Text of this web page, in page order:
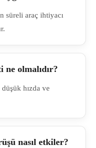
süreli araç ihtiyacı
ne olmalıdır?
hızda ve
nasıl etkiler?